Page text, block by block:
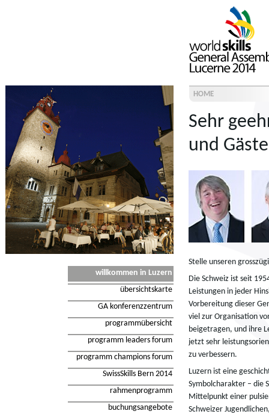
HOME
Sehr
und Gäste
Stelle unseren
Die Schweiz ist seit
Leistungen in jeder
Vorbereitung dieser
viel zur Organisation
beigetragen, und ihre
jetzt sehr
zu verbessern.
Luzern ist eine
Symbolcharakter – die
Mittelpunkt einer
Schweizer
willkommen in Luzern
übersichtskarte
GA konferenzzentrum
programmübersicht
programm leaders forum
programm champions forum
SwissSkills Bern 2014
rahmenprogramm
buchungsangebote